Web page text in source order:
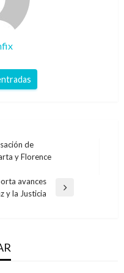
de
y Florence
avances
y la Justicia